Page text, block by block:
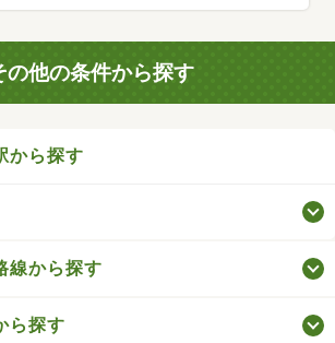
の他の条件から探す
から探す
線から探す
ら探す